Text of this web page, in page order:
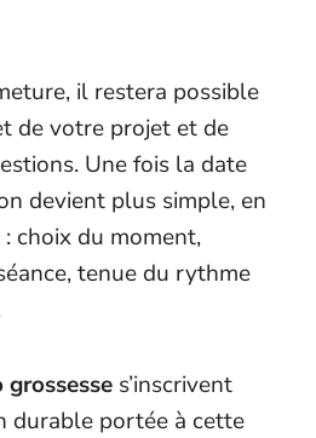
il restera possible
de votre projet et de
Une fois la date
devient plus simple, en
choix du moment,
tenue du rythme
grossesse s’inscrivent
durable portée à cette